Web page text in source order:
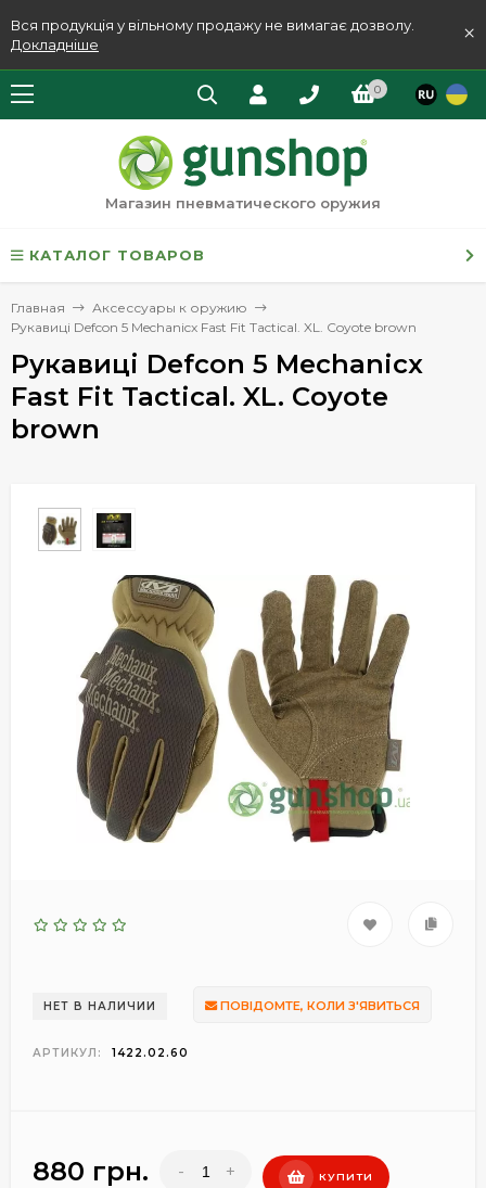
Вся продукція у вільному продажу не вимагає дозволу.
Докладніше
×
0
Магазин пневматического оружия
КАТАЛОГ ТОВАРОВ
Главная
Аксессуары к оружию
Рукавиці Defcon 5 Mechanicx Fast Fit Tactical. XL. Coyote brown
Рукавиці Defcon 5 Mechanicx
Fast Fit Tactical. XL. Coyote
brown
НЕТ В НАЛИЧИИ ПОВІДОМТЕ, КОЛИ З'ЯВИТЬСЯ
АРТИКУЛ: 1422.02.60
880 грн. - + КУПИТИ